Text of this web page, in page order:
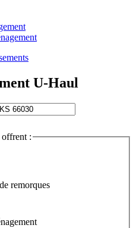
U-Haul
offrent :
remorques